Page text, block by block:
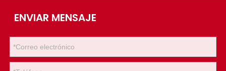
ENVIAR MENSAJE